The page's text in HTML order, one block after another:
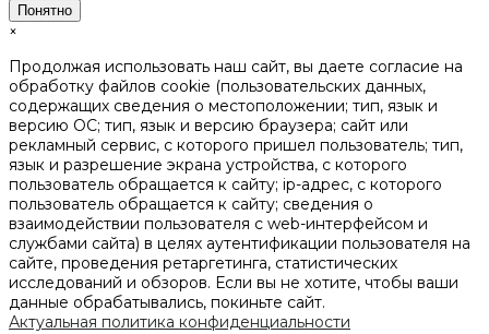
Понятно
×
Продолжая использовать наш сайт, вы даете согласие на
обработку файлов cookie (пользовательских данных,
содержащих сведения о местоположении; тип, язык и
версию ОС; тип, язык и версию браузера; сайт или
рекламный сервис, с которого пришел пользователь; тип,
язык и разрешение экрана устройства, с которого
пользователь обращается к сайту; ip-адрес, с которого
пользователь обращается к сайту; сведения о
взаимодействии пользователя с web-интерфейсом и
службами сайта) в целях аутентификации пользователя на
сайте, проведения ретаргетинга, статистических
исследований и обзоров. Если вы не хотите, чтобы ваши
данные обрабатывались, покиньте сайт.
Актуальная политика конфиденциальности